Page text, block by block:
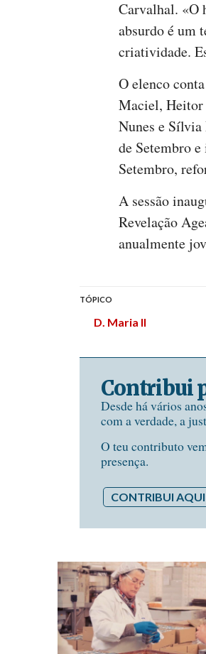
Carvalhal. «O
absurdo é um
criatividade.
O elenco
Maciel, Heitor
Nunes e
de Setembro
Setembro,
A sessão
Revelação
anualmente
TÓPICO
D. Maria II
Contribui
Desde há vários
com a verdade, a
O teu contributo
presença.
CONTRIBUI AQUI